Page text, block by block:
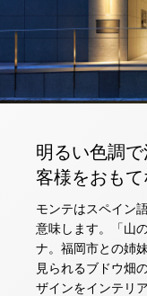
明るい色調
客様をおもて
モンテはスペイン
意味します。「山
ナ。福岡市との姉
見られるブドウ畑
ザインをインテリ
オンラインショ
トリ
アド
バイ
ザー
クラブモントレ
求人情報
人数
宿